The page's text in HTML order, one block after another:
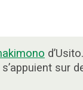
d’Usito.
sur